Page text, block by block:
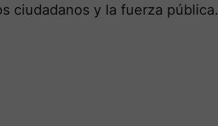
ciudadanos y la fuerza pública.